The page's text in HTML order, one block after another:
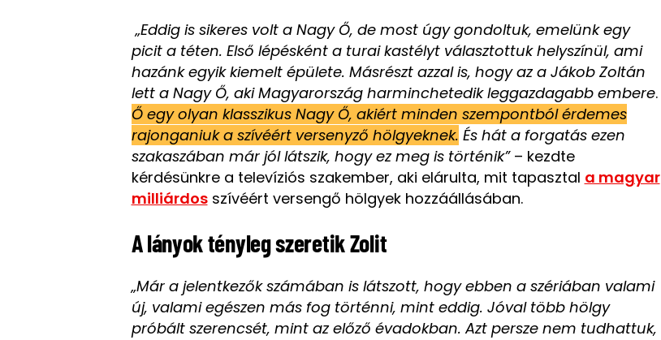
„Eddig is sikeres volt a Nagy Ő, de most úgy gondoltuk, emelünk egy
picit a téten. Első lépésként a turai kastélyt választottuk helyszínül, ami
hazánk egyik kiemelt épülete. Másrészt azzal is, hogy az a Jákob Zoltán
lett a Nagy Ő, aki Magyarország harminchetedik leggazdagabb embere.
Ő egy olyan klasszikus Nagy Ő, akiért minden szempontból érdemes
rajonganiuk a szívéért versenyző hölgyeknek. És hát a forgatás ezen
szakaszában már jól látszik, hogy ez meg is történik”– kezdte
kérdésünkre a televíziós szakember, aki elárulta, mit tapasztal a magyar
milliárdosszívéért versengő hölgyek hozzáállásában.
A lányok tényleg szeretik Zolit
„Már a jelentkezők számában is látszott, hogy ebben a szériában valami
új, valami egészen más fog történni, mint eddig. Jóval több hölgy
próbált szerencsét, mint az előző évadokban. Azt persze nem tudhattuk,